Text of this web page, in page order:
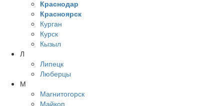
Краснодар
Красноярск
Курган
Курск
Кызыл
Л
Липецк
Люберцы
М
Магнитогорск
Майкоп